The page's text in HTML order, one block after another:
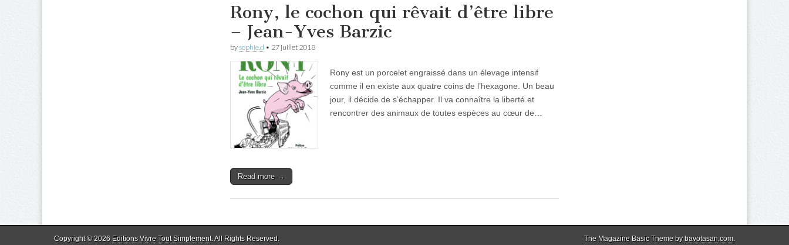
Rony, le cochon qui rêvait d’être libre
– Jean-Yves Barzic
bysophie.d • 27 juillet 2018
Rony est un porcelet engraissé dans un élevage intensif
comme il en existe aux quatre coins de l’hexagone. Un beau
jour, il décide de s’échapper. Il va connaître la liberté et
rencontrer des animaux de toutes espèces au cœur de…
Read more →
Copyright © 2026 Editions Vivre Tout Simplement. All Rights Reserved. The Magazine Basic Theme bybavotasan.com.